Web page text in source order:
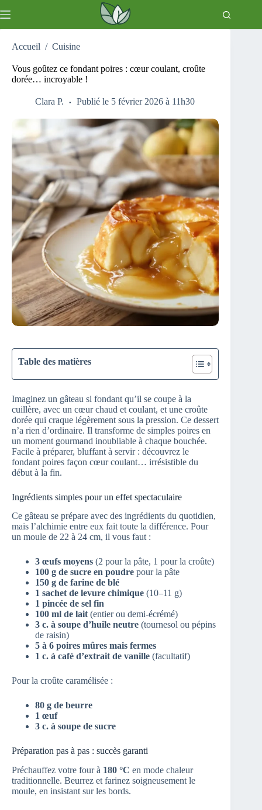
au
Accueil / Cuisine
Vous goûtez ce fondant poires : cœur coulant, croûte
dorée… incroyable !
Clara P. Publié le 5 février 2026 à 11h30
Table des matières
Imaginez un gâteau si fondant qu’il se coupe à la
cuillère, avec un cœur chaud et coulant, et une croûte
dorée qui craque légèrement sous la pression. Ce dessert
n’a rien d’ordinaire. Il transforme de simples poires en
un moment gourmand inoubliable à chaque bouchée.
Facile à préparer, bluffant à servir : découvrez le
fondant poires façon cœur coulant… irrésistible du
début à la fin.
Ingrédients simples pour un effet spectaculaire
Ce gâteau se prépare avec des ingrédients du quotidien,
mais l’alchimie entre eux fait toute la différence. Pour
un moule de 22 à 24 cm, il vous faut :
3 œufs moyens (2 pour la pâte, 1 pour la croûte)
100 g de sucre en poudre pour la pâte
150 g de farine de blé
1 sachet de levure chimique (10–11 g)
1 pincée de sel fin
100 ml de lait (entier ou demi-écrémé)
3 c. à soupe d’huile neutre (tournesol ou pépins
de raisin)
5 à 6 poires mûres mais fermes
1 c. à café d’extrait de vanille (facultatif)
Pour la croûte caramélisée :
80 g de beurre
1 œuf
3 c. à soupe de sucre
Préparation pas à pas : succès garanti
Préchauffez votre four à 180 °C en mode chaleur
traditionnelle. Beurrez et farinez soigneusement le
moule, en insistant sur les bords.